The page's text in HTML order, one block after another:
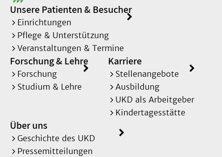
Unsere Patienten & Besucher
Einrichtungen
Pflege & Unterstützung
Veranstaltungen & Termine
Forschung & Lehre
Forschung
Studium & Lehre
Karriere
Stellenangebote
Ausbildung
UKD als Arbeitgeber
Kindertagesstätte
Über uns
Geschichte des UKD
Pressemitteilungen